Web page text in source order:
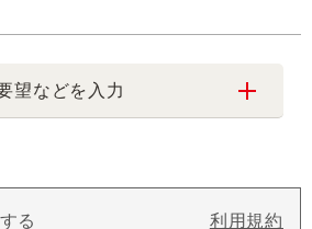
望などを入力
る 利用規約